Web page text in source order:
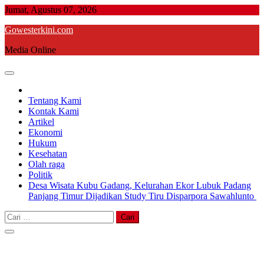
Skip
content
Jumat, Agustus 07, 2026
Gowesterkini.com
Media Online
Tentang Kami
Kontak Kami
Artikel
Ekonomi
Hukum
Kesehatan
Olah raga
Politik
Desa Wisata Kubu Gadang, Kelurahan Ekor Lubuk Padang
Panjang Timur Dijadikan Study Tiru Disparpora Sawahlunto
Cari
untuk: